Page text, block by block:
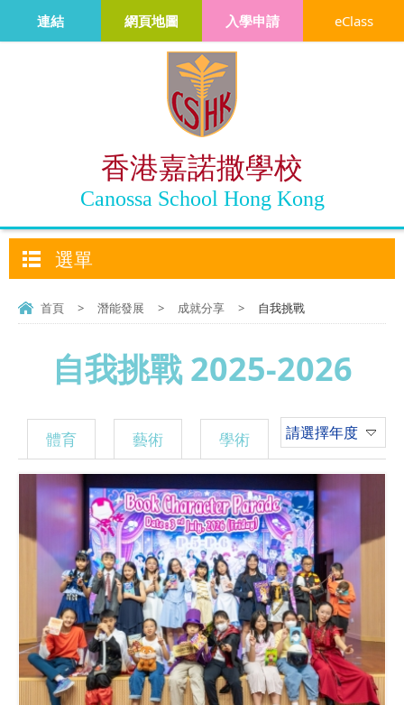
香港嘉諾撒學校
Canossa School Hong Kong
連結 網頁地圖 入學申請 eClass
選單
首頁 > 潛能發展 > 成就分享 > 自我挑戰
自我挑戰 2025-2026
請選擇年度
體育 藝術 學術